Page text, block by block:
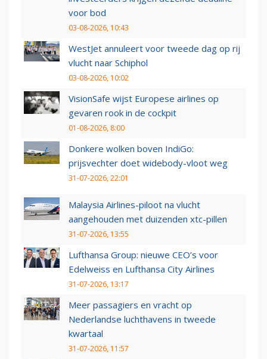
voor bod
03-08-2026, 10:43
WestJet annuleert voor tweede dag op rij
vlucht naar Schiphol
03-08-2026, 10:02
VisionSafe wijst Europese airlines op
gevaren rook in de cockpit
01-08-2026, 8:00
Donkere wolken boven IndiGo:
prijsvechter doet widebody-vloot weg
31-07-2026, 22:01
Malaysia Airlines-piloot na vlucht
aangehouden met duizenden xtc-pillen
31-07-2026, 13:55
Lufthansa Group: nieuwe CEO’s voor
Edelweiss en Lufthansa City Airlines
31-07-2026, 13:17
Meer passagiers en vracht op
Nederlandse luchthavens in tweede
kwartaal
31-07-2026, 11:57